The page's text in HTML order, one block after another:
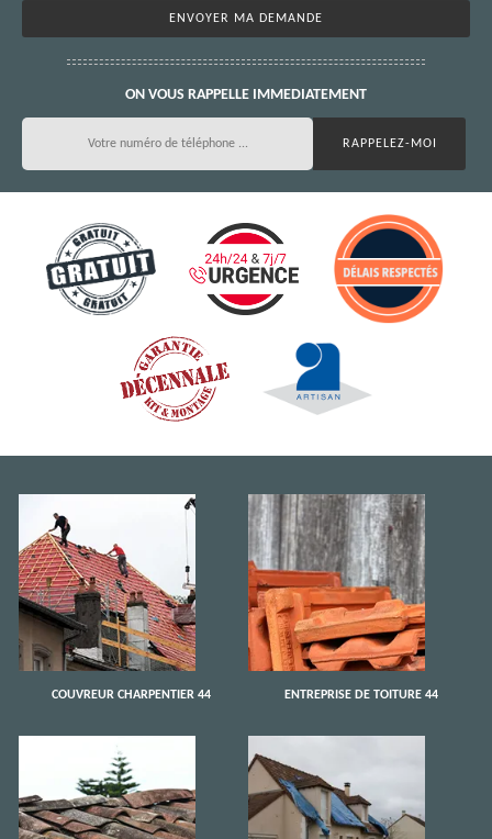
ON VOUS RAPPELLE IMMEDIATEMENT
COUVREUR CHARPENTIER 44 ENTREPRISE DE TOITURE 44